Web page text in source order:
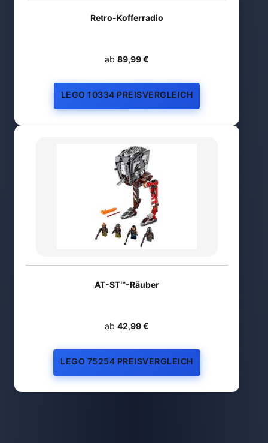
Retro-Kofferradio
ab 89,99 €
LEGO 10334 PREISVERGLEICH
AT-ST™-Räuber
ab 42,99 €
LEGO 75254 PREISVERGLEICH